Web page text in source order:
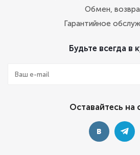
Обмен,
Гарантийное
Будьте всегда в
Оставайтесь на